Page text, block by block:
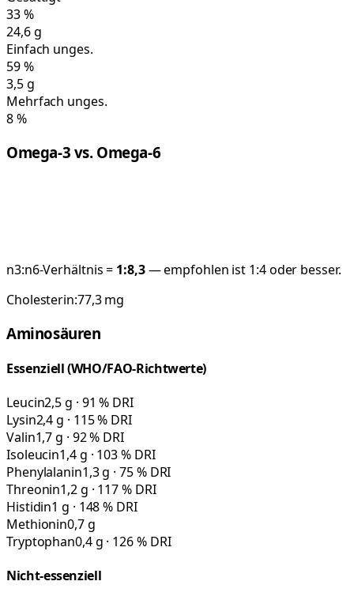
33%
24,6g
Einfach unges.
59%
3,5g
Mehrfach unges.
8%
Omega-3 vs. Omega-6
n3:n6-Verhältnis = 1:8,3— empfohlen ist 1:4 oder besser.
Cholesterin:77,3mg
Aminosäuren
Essenziell (WHO/FAO-Richtwerte)
Leucin2,5 g · 91 % DRI
Lysin2,4 g · 115 % DRI
Valin1,7 g · 92 % DRI
Isoleucin1,4 g · 103 % DRI
Phenylalanin1,3 g · 75 % DRI
Threonin1,2 g · 117 % DRI
Histidin1 g · 148 % DRI
Methionin0,7 g
Tryptophan0,4 g · 126 % DRI
Nicht-essenziell